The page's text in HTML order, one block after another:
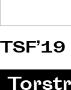
TSF’19